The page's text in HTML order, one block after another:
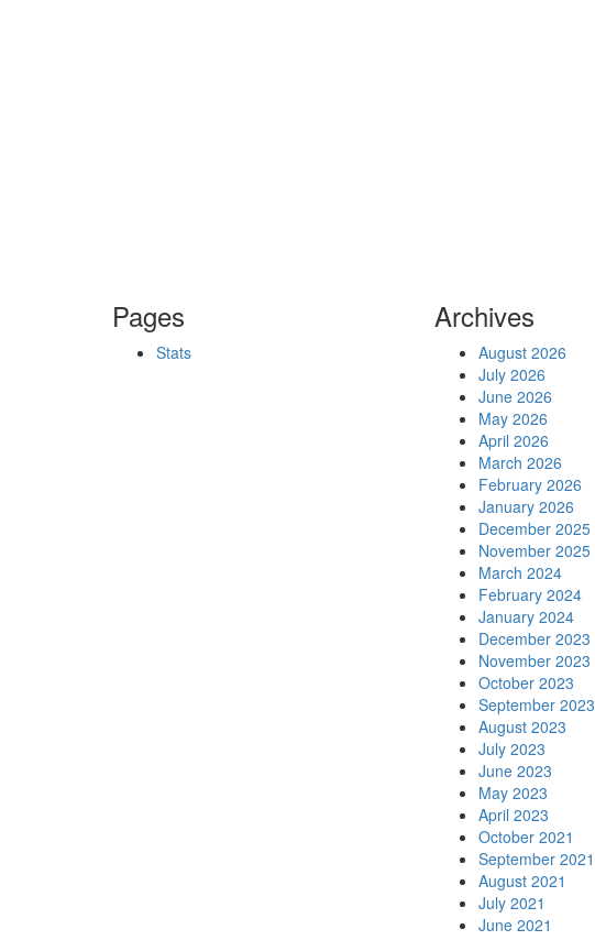
Pages
Stats
Archives
August 2026
July 2026
June 2026
May 2026
April 2026
March 2026
February 2026
January 2026
December 2025
November 2025
March 2024
February 2024
January 2024
December 2023
November 2023
October 2023
September 2023
August 2023
July 2023
June 2023
May 2023
April 2023
October 2021
September 2021
August 2021
July 2021
June 2021